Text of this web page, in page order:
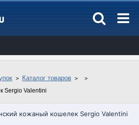
Каталог товаров
Sergio Valentini
кожаный кошелек Sergio Valentini